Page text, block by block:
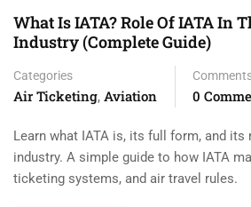
What Is IATA? Role Of IATA In
Industry (Complete Guide)
Categories
Air Ticketing, Aviation 0
Learn what IATA is, its full form, and
industry. A simple guide to how IATA
ticketing systems, and air travel rules.